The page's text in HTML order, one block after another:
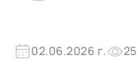
02.06.2026 г. 25